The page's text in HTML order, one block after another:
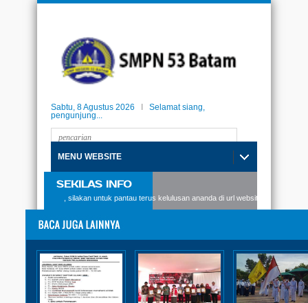
Sabtu, 8 Agustus 2026
Selamat siang,
pengunjung...
MENU WEBSITE
SEKILAS INFO
SMPN53 Batam, silakan untuk pantau terus kelulusan ananda di url website berikut:
Sekolah Penggerak
Studi Tiru Implementasi
Kurikulum dan Pengelolaan
Sekolah MKKS Kabupaten
Agam di SMPN 53 Batam
Diposting:SMPN 53 Batam |